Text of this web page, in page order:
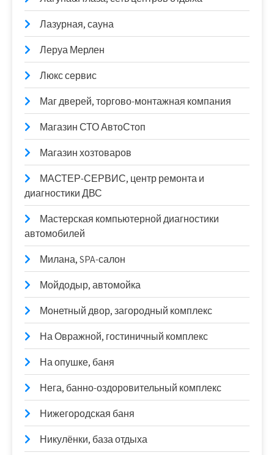
Лазурная, сауна
Леруа Мерлен
Люкс сервис
Маг дверей, торгово-монтажная компания
Магазин СТО АвтоСтоп
Магазин хозтоваров
МАСТЕР-СЕРВИС, центр ремонта и
диагностики ДВС
Мастерская компьютерной диагностики
автомобилей
Милана, SPA-салон
Мойдодыр, автомойка
Монетный двор, загородный комплекс
На Овражной, гостиничный комплекс
На опушке, баня
Нега, банно-оздоровительный комплекс
Нижегородская баня
Никулёнки, база отдыха